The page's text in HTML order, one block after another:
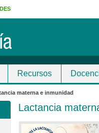
Recursos
materna e inmunidad
Lactancia